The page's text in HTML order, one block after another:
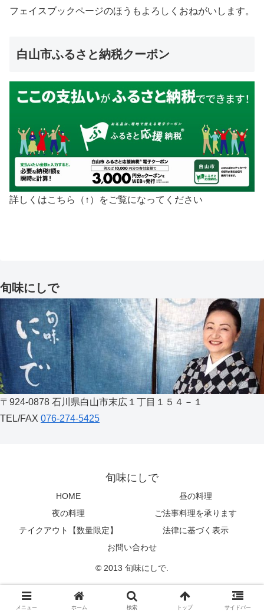
フェイスブックページのほうもよろしくおねがいします。
白山市ふるさと納税クーポン
詳しくはこちら（↑）をご覧になってください
旬味にしで
〒924-0878 石川県白山市末広１丁目１５４－１
TEL/FAX 076-274-5425
旬味にしで
HOME
昼の料理
夜の料理
ご法事料理を承ります
テイクアウト【数量限定】
法律に基づく表示
お問い合わせ
© 2013 旬味にしで.
メニュー ホーム 検索 トップ サイドバー